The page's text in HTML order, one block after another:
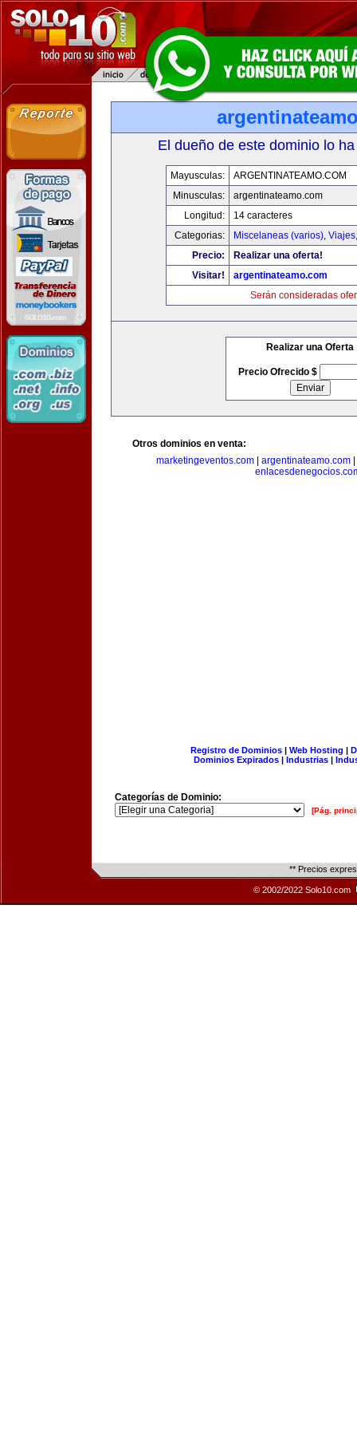
El dueño de este dominio lo
Mayusculas:
ARGENTINATEAMO.COM
Minusculas:
argentinateamo.com
Longitud:
14 caracteres
Categorias:
Miscelaneas (varios),
Precio:
Realizar una oferta!
Visitar!
argentinateamo.com
Serán consideradas
Realizar una Oferta
Precio Ofrecido $
Otros dominios en venta:
marketingeventos.com| argentinateamo.com|
Registro de Dominios| Web Hosting |
Dominios Expirados | Industrias |
Categorías de Dominio:
[Pág.
** Precios
© 2002/2022 Solo10.com